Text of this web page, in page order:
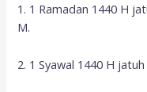
1. 1 Ramadan 1440 H
M.
2. 1 Syawal 1440 H